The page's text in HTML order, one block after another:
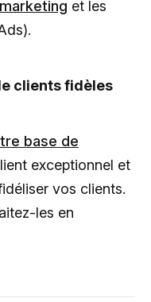
et les
clients fidèles
base de
exceptionnel et
vos clients.
les en